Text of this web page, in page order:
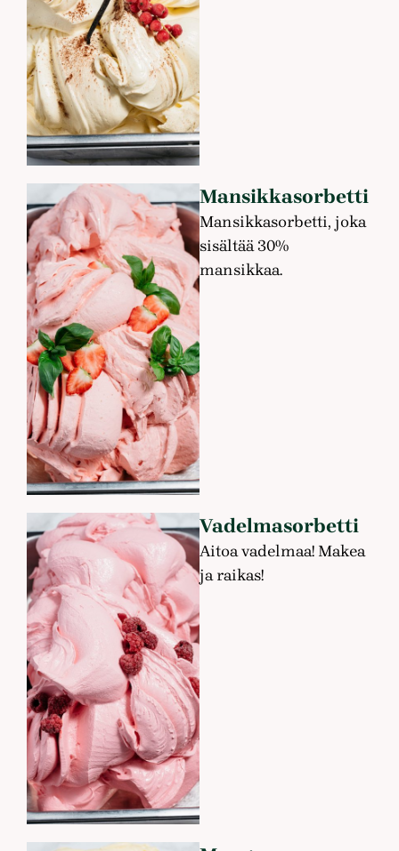
Mansikkasorbetti
Mansikkasorbetti, joka
sisältää 30%
mansikkaa.
Vadelmasorbetti
Aitoa vadelmaa! Makea
ja raikas!